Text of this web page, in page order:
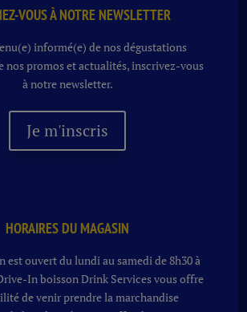
VOUS À NOTRE NEWSLETTER
informé(e) de nos dégustations
nos promos et actualités, inscrivez-vous
à notre newsletter.
Je m'inscris
HORAIRES DU MAGASIN
est ouvert du lundi au samedi de 8h30 à
In boissonDrink Services vous offre
de venir prendre la marchandise